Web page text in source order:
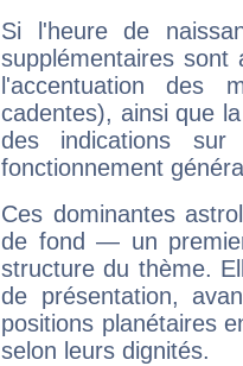
Si l'heure de
supplémentaires sont
l'accentuation des
cadentes), ainsi que
des indications sur
fonctionnement
Ces dominantes
de fond — un
structure du thème.
de présentation,
positions planétaires
selon leurs dignités.